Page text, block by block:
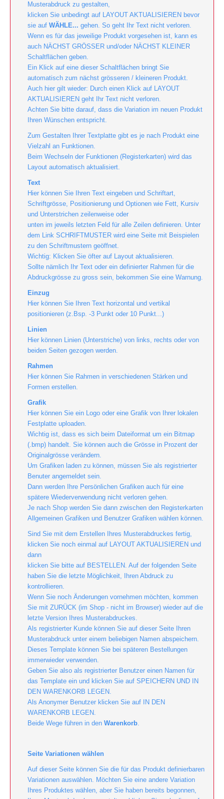
Musterabdruck zu gestalten,
klicken Sie unbedingt auf LAYOUT AKTUALISIEREN bevor
sie auf WÄHLE... gehen. So geht Ihr Text nicht verloren.
Wenn es für das jeweilige Produkt vorgesehen ist, kann es
auch NÄCHST GRÖSSER und/oder NÄCHST KLEINER
Schaltflächen geben.
Ein Klick auf eine dieser Schaltflächen bringt Sie
automatisch zum nächst grösseren / kleineren Produkt.
Auch hier gilt wieder: Durch einen Klick auf LAYOUT
AKTUALISIEREN geht Ihr Text nicht verloren.
Achten Sie bitte darauf, dass die Variation im neuen Produkt
Ihren Wünschen entspricht.
Zum Gestalten Ihrer Textplatte gibt es je nach Produkt eine
Vielzahl an Funktionen.
Beim Wechseln der Funktionen (Registerkarten) wird das
Layout automatisch aktualisiert.
Text
Hier können Sie Ihren Text eingeben und Schriftart,
Schriftgrösse, Positionierung und Optionen wie Fett, Kursiv
und Unterstrichen zeilenweise oder
unten im jeweils letzten Feld für alle Zeilen definieren. Unter
dem Link SCHRIFTMUSTER wird eine Seite mit Beispielen
zu den Schriftmustern geöffnet.
Wichtig: Klicken Sie öfter auf Layout aktualisieren.
Sollte nämlich Ihr Text oder ein definierter Rahmen für die
Abdruckgrösse zu gross sein, bekommen Sie eine Warnung.
Einzug
Hier können Sie Ihren Text horizontal und vertikal
positionieren (z.Bsp. -3 Punkt oder 10 Punkt...)
Linien
Hier können Linien (Unterstriche) von links, rechts oder von
beiden Seiten gezogen werden.
Rahmen
Hier können Sie Rahmen in verschiedenen Stärken und
Formen erstellen.
Grafik
Hier können Sie ein Logo oder eine Grafik von Ihrer lokalen
Festplatte uploaden.
Wichtig ist, dass es sich beim Dateiformat um ein Bitmap
(.bmp) handelt. Sie können auch die Grösse in Prozent der
Originalgrösse verändern.
Um Grafiken laden zu können, müssen Sie als registrierter
Benuter angemeldet sein.
Dann werden Ihre Persönlichen Grafiken auch für eine
spätere Wiederverwendung nicht verloren gehen.
Je nach Shop werden Sie dann zwischen den Registerkarten
Allgemeinen Grafiken und Benutzer Grafiken wählen können.
Sind Sie mit dem Erstellen Ihres Musterabdruckes fertig,
klicken Sie noch einmal auf LAYOUT AKTUALISIEREN und
dann
klicken Sie bitte auf BESTELLEN. Auf der folgenden Seite
haben Sie die letzte Möglichkeit, Ihren Abdruck zu
kontrollieren.
Wenn Sie noch Änderungen vornehmen möchten, kommen
Sie mit ZURÜCK (im Shop - nicht im Browser) wieder auf die
letzte Version Ihres Musterabdruckes.
Als registrierter Kunde können Sie auf dieser Seite Ihren
Musterabdruck unter einem beliebigen Namen abspeichern.
Dieses Template können Sie bei späteren Bestellungen
immerwieder verwenden.
Geben Sie also als registrierter Benutzer einen Namen für
das Template ein und klicken Sie auf SPEICHERN UND IN
DEN WARENKORB LEGEN.
Als Anonymer Benutzer klicken Sie auf IN DEN
WARENKORB LEGEN.
Beide Wege führen in den Warenkorb.
Seite Variationen wählen
Auf dieser Seite können Sie die für das Produkt definierbaren
Variationen auswählen. Möchten Sie eine andere Variation
Ihres Produktes wählen, aber Sie haben bereits begonnen,